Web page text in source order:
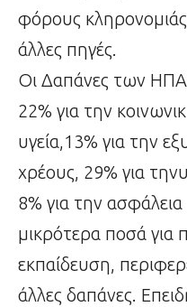
φόρους
άλλες πηγές.
Οι Δαπάνες των ΗΠΑ
22% για την
υγεία,13% για την
χρέους, 29% για
8% για την
μικρότερα ποσά για
εκπαίδευση,
άλλες δαπάνες.